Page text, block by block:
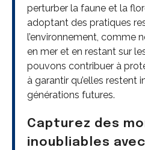
perturber la faune et la
adoptant des pratiques
l’environnement, comme
en mer et en restant sur
pouvons contribuer à
à garantir qu’elles restent
générations futures.
Capturez des
inoubliables